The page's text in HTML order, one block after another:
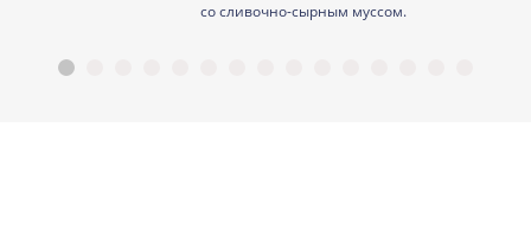
со сливочно-сырным муссом.